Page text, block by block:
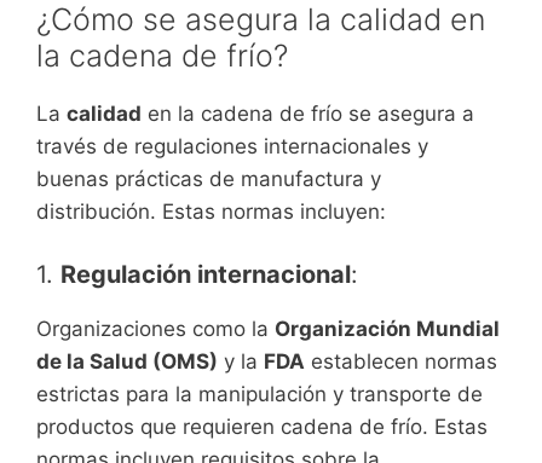
¿Cómo se asegura la calidad en
la cadena de frío?
La calidad en la cadena de frío se asegura a
través de regulaciones internacionales y
buenas prácticas de manufactura y
distribución. Estas normas incluyen:
1. Regulación internacional:
Organizaciones como la Organización Mundial
de la Salud (OMS) y la FDA establecen normas
estrictas para la manipulación y transporte de
productos que requieren cadena de frío. Estas